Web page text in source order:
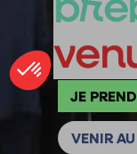
JE
VENIR